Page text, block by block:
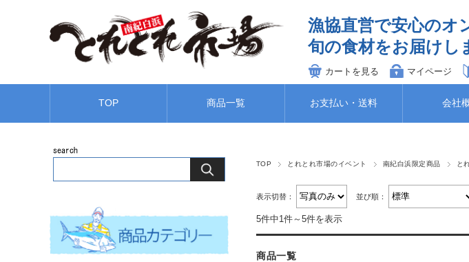
漁協直営で安心のオ
旬の食材をお届けし
カートを見る マイページ
TOP 商品一覧 お支払い・送料 会社
TOP とれとれ市場のイベント 南紀白浜限定商品 と
表示切替： 並び順：
5件中1件～5件を表示
商品一覧